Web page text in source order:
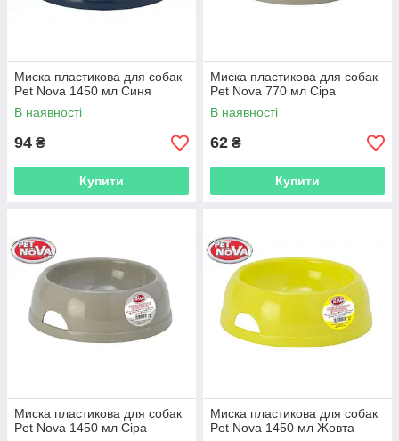
Миска пластикова для собак
Pet Nova 1450 мл Синя
В наявності
94 ₴
Купити
Миска пластикова для собак
Pet Nova 770 мл Сіра
В наявності
62 ₴
Купити
Миска пластикова для собак
Pet Nova 1450 мл Сіра
Миска пластикова для собак
Pet Nova 1450 мл Жовта